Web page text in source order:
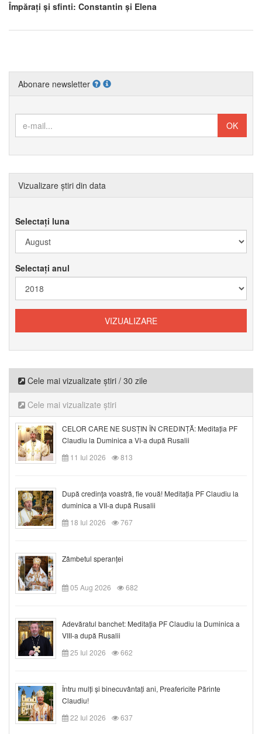
Împărați și sfinti: Constantin și Elena
Abonare newsletter
Vizualizare știri din data
Selectați luna
Selectați anul
Cele mai vizualizate știri / 30 zile
Cele mai vizualizate știri
CELOR CARE NE SUSȚIN ÎN CREDINȚĂ: Meditația PF
Claudiu la Duminica a VI-a după Rusalii
11 Iul 2026
813
După credinţa voastră, fie vouă! Meditația PF Claudiu la
duminica a VII-a după Rusalii
18 Iul 2026
767
Zâmbetul speranței
05 Aug 2026 682
Adevăratul banchet: Meditația PF Claudiu la Duminica a
VIII-a după Rusalii
25 Iul 2026
662
Întru mulți și binecuvântați ani, Preafericite Părinte
Claudiu!
22 Iul 2026
637